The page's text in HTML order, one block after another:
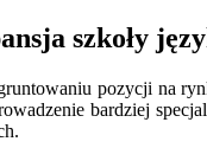
szkoły
pozycji na
bardziej